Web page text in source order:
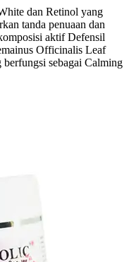
dan Retinol yang
tanda penuaan dan
aktif Defensil
Officinalis Leaf
sebagai Calming